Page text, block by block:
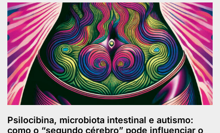
Psilocibina, microbiota intestinal e autismo:
como o “segundo cérebro” pode influenciar o